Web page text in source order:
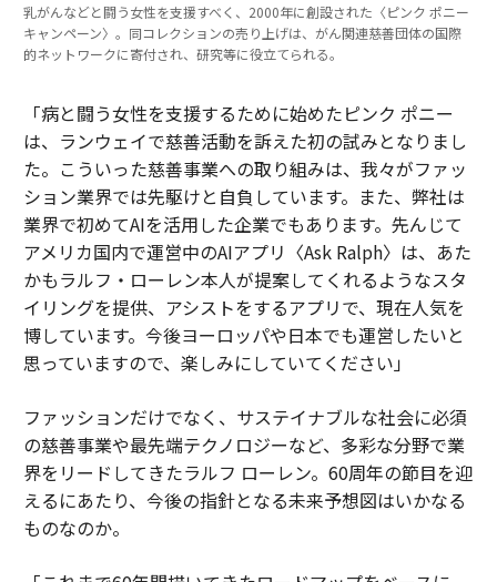
乳がんなどと闘う女性を支援すべく、2000年に創設された〈ピンク ポニー
キャンペーン〉。同コレクションの売り上げは、がん関連慈善団体の国際
的ネットワークに寄付され、研究等に役立てられる。
「病と闘う女性を支援するために始めたピンク ポニー
は、ランウェイで慈善活動を訴えた初の試みとなりまし
た。こういった慈善事業への取り組みは、我々がファッ
ション業界では先駆けと自負しています。また、弊社は
業界で初めてAIを活用した企業でもあります。先んじて
アメリカ国内で運営中のAIアプリ〈Ask Ralph〉は、あた
かもラルフ・ローレン本人が提案してくれるようなスタ
イリングを提供、アシストをするアプリで、現在人気を
博しています。今後ヨーロッパや日本でも運営したいと
思っていますので、楽しみにしていてください」
ファッションだけでなく、サステイナブルな社会に必須
の慈善事業や最先端テクノロジーなど、多彩な分野で業
界をリードしてきたラルフ ローレン。60周年の節目を迎
えるにあたり、今後の指針となる未来予想図はいかなる
ものなのか。